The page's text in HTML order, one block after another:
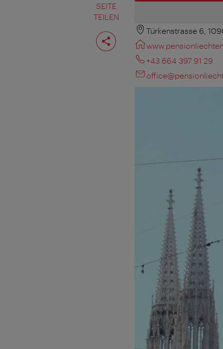
SEITE
TEILEN
Seite
teilen
Türkenstrasse 6,
+43 664 397 91 29